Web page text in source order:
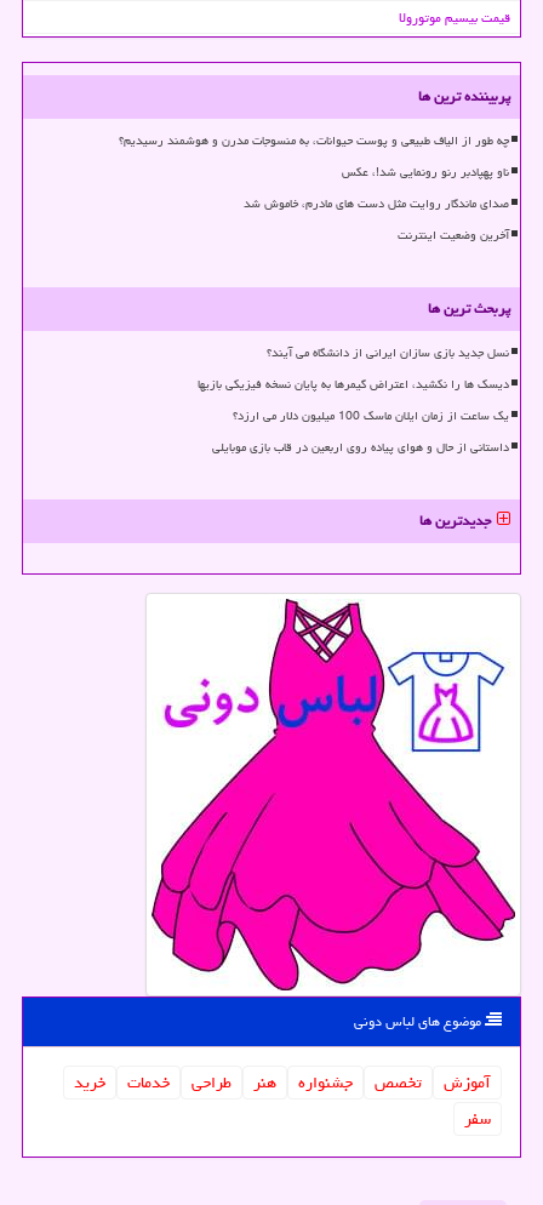
قیمت بیسیم موتورولا
پربیننده ترین ها
چه طور از الیاف طبیعی و پوست حیوانات، به منسوجات مدرن و هوشمند رسیدیم؟
ناو پهپادبر رنو رونمایی شد!، عکس
صدای ماندگار روایت مثل دست های مادرم، خاموش شد
آخرین وضعیت اینترنت
پربحث ترین ها
نسل جدید بازی سازان ایرانی از دانشگاه می آیند؟
دیسک ها را نکشید، اعتراض گیمرها به پایان نسخه فیزیکی بازیها
یک ساعت از زمان ایلان ماسک 100 میلیون دلار می ارزد؟
داستانی از حال و هوای پیاده روی اربعین در قاب بازی موبایلی
جدیدترین ها
موضوع های لباس دونی
آموزش تخصص جشنواره هنر طراحی خدمات
خرید
سفر